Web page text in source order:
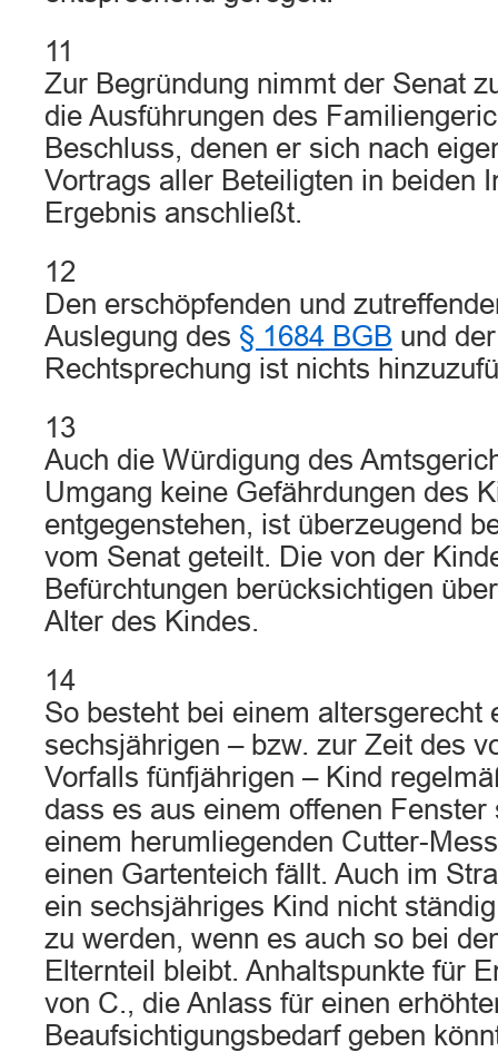
11
Zur Begründung nimmt der Senat
die Ausführungen des
Beschluss, denen er sich nach
Vortrags aller Beteiligten in beiden
Ergebnis anschließt.
12
Den erschöpfenden und
Auslegung des § 1684 BGB und
Rechtsprechung ist nichts
13
Auch die Würdigung des
Umgang keine Gefährdungen des
entgegenstehen, ist überzeugend
vom Senat geteilt. Die von der
Befürchtungen berücksichtigen
Alter des Kindes.
14
So besteht bei einem altersgerecht
sechsjährigen – bzw. zur Zeit des
Vorfalls fünfjährigen – Kind
dass es aus einem offenen
einem herumliegenden Cutter-
einen Gartenteich fällt. Auch im
ein sechsjähriges Kind nicht
zu werden, wenn es auch so bei
Elternteil bleibt. Anhaltspunkte für
von C., die Anlass für einen
Beaufsichtigungsbedarf geben